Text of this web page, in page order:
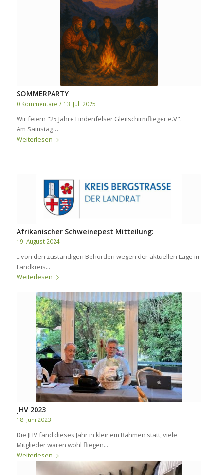
SOMMERPARTY
0 Kommentare / 13. Juli 2025
Wir feiern "25 Jahre Lindenfelser Gleitschirmflieger e.V".
Am Samstag…
Weiterlesen
Afrikanischer Schweinepest Mitteilung:
19. August 2024
...von den zuständigen Behörden wegen der aktuellen Lage im
Landkreis...
Weiterlesen
JHV 2023
18. Juni 2023
Die JHV fand dieses Jahr in kleinem Rahmen statt, viele
Mitglieder waren wohl fliegen...
Weiterlesen